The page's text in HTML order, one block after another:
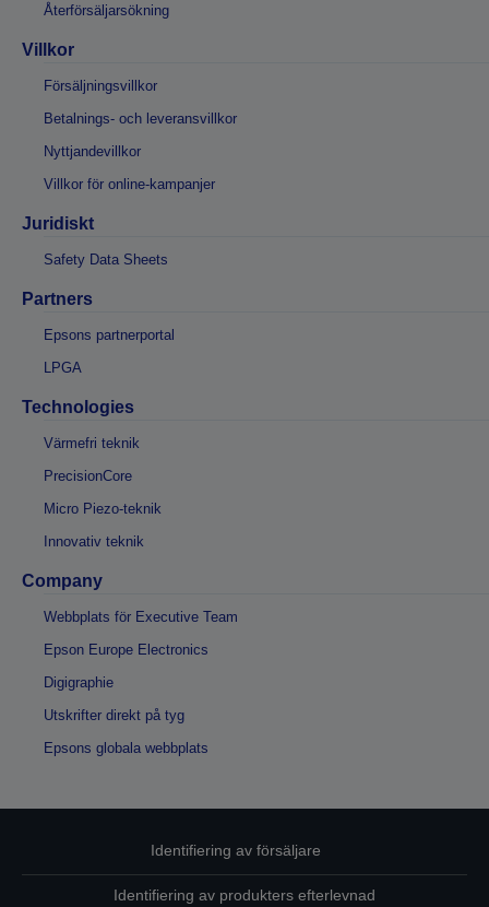
Återförsäljarsökning
Villkor
Försäljningsvillkor
Betalnings- och leveransvillkor
Nyttjandevillkor
Villkor för online-kampanjer
Juridiskt
Safety Data Sheets
Partners
Epsons partnerportal
LPGA
Technologies
Värmefri teknik
PrecisionCore
Micro Piezo-teknik
Innovativ teknik
Company
Webbplats för Executive Team
Epson Europe Electronics
Digigraphie
Utskrifter direkt på tyg
Epsons globala webbplats
Identifiering av försäljare
Identifiering av produkters efterlevnad